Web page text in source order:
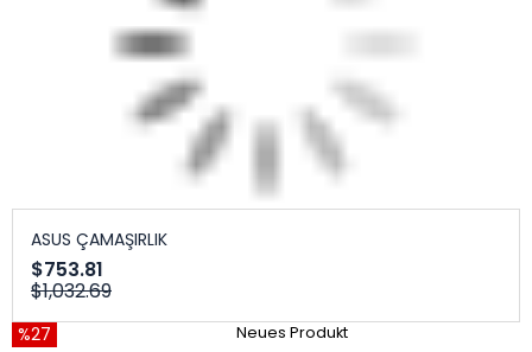
ASUS ÇAMAŞIRLIK
$753.81
$1,032.69
%27 Neues Produkt